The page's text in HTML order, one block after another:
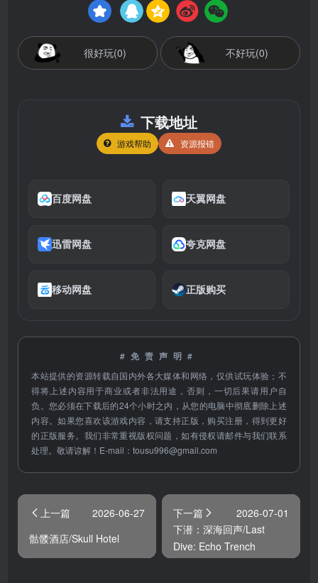
很好玩(0) 不好玩(0)
下载地址
游戏帮助 资源报错
百度网盘 天翼网盘
迅雷网盘 夸克网盘
移动网盘 正版购买
#免责声明#
本站提供的资源转载自国内外各大媒体和网络，仅供试玩体验；不
得将上述内容用于商业或者非法用途，否则，一切后果请用户自
负。您必须在下载后的24个小时之内，从您的电脑中彻底删除上述
内容。如果您喜欢该游戏内容，请支持正版，购买注册，得到更好
的正版服务。我们非常重视版权问题，如有侵权请邮件与我们联系
处理。敬请谅解！E-mail：tousu996@gmail.com
上一篇
2026-06-27
骷髅酒店/Skull Hotel
下一篇
2026-07-01
下潜：深海回声/Last
Dive: Echo Trench